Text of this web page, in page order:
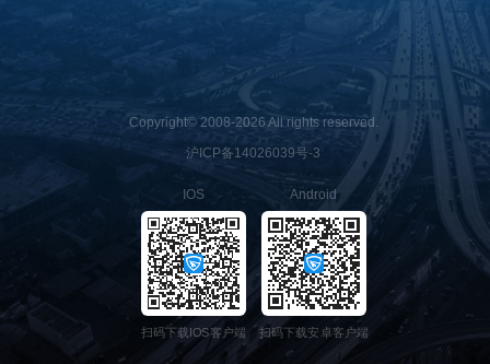
Copyright© 2008-2026 All rights reserved.
沪ICP备14026039号-3
IOS
扫码下载IOS客户端
Android
扫码下载安卓客户端